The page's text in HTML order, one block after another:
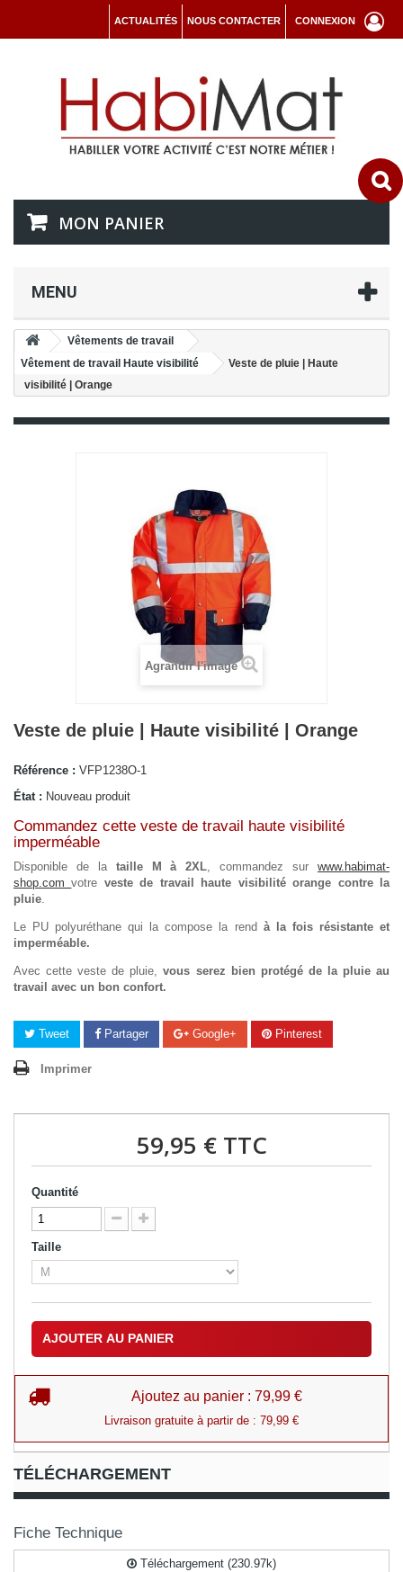
CONNEXION
NOUS CONTACTER
ACTUALITÉS
MON PANIER
MENU
Vêtements de travail
Vêtement de travail Haute visibilité
Veste de pluie | Haute
visibilité | Orange
Agrandir l'image
Veste de pluie | Haute visibilité | Orange
Référence : VFP1238O-1
État : Nouveau produit
Commandez cette veste de travail haute visibilité
imperméable
Disponible de la taille M à 2XL, commandez surwww.habimat-
shop.comvotre veste de travail haute visibilité orange contre la
pluie.
Le PU polyuréthane qui la compose la rend à la fois résistante et
imperméable.
Avec cette veste de pluie, vous serez bien protégé de la pluie au
travail avec un bon confort.
Tweet Partager Google+ Pinterest
Imprimer
59,95 €TTC
Quantité
Taille
AJOUTER AU PANIER
Ajoutez au panier : 79,99 €
Livraison gratuite à partir de : 79,99 €
TÉLÉCHARGEMENT
Fiche Technique
Téléchargement (230.97k)